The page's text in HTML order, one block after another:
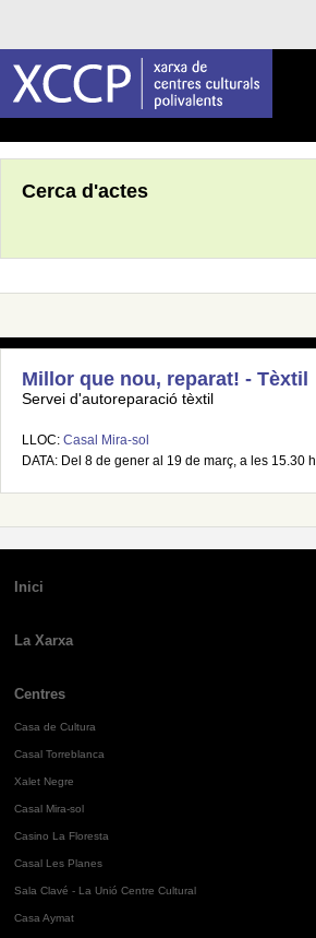
Cerca d'actes
Millor que nou, reparat! - Tèxtil
Servei d'autoreparació tèxtil
LLOC: Casal Mira-sol
DATA: Del 8 de gener al 19 de març, a les 15.30 h
Inici
La Xarxa
Centres
Casa de Cultura
Casal Torreblanca
Xalet Negre
Casal Mira-sol
Casino La Floresta
Casal Les Planes
Sala Clavé - La Unió Centre Cultural
Casa Aymat